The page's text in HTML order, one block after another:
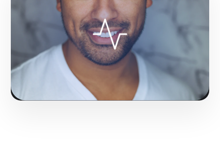
Construyendo autoridad de marca en el mercado de
San Francisco de Macorís.
Solicitar servicio